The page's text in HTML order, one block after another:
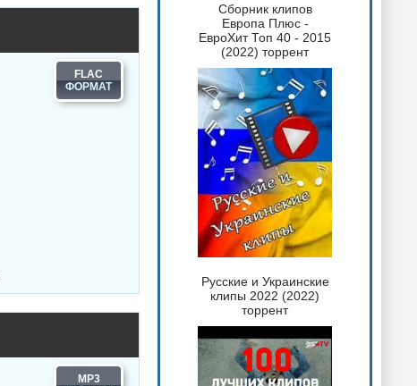
FLAC
MP3
Сборник клипов
Европа Плюс -
ЕвроХит Топ 40 - 2015
(2022) торрент
Русские и Украинские
клипы 2022 (2022)
торрент